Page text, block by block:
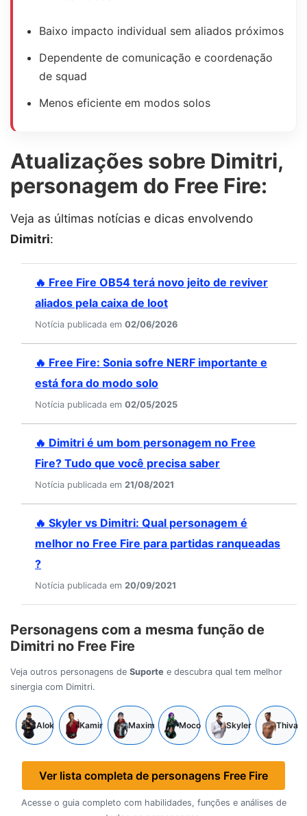
Baixo impacto individual sem aliados próximos
Dependente de comunicação e coordenação
de squad
Menos eficiente em modos solos
Atualizações sobre Dimitri,
personagem do Free Fire:
Veja as últimas notícias e dicas envolvendo
Dimitri:
🔥 Free Fire OB54 terá novo jeito de reviver
aliados pela caixa de loot
Notícia publicada em 02/06/2026
🔥 Free Fire: Sonia sofre NERF importante e
está fora do modo solo
Notícia publicada em 02/05/2025
🔥 Dimitri é um bom personagem no Free
Fire? Tudo que você precisa saber
Notícia publicada em 21/08/2021
🔥 Skyler vs Dimitri: Qual personagem é
melhor no Free Fire para partidas ranqueadas
?
Notícia publicada em 20/09/2021
Personagens com a mesma função de
Dimitri no Free Fire
Veja outros personagens de Suporte e descubra qual tem melhor
sinergia com Dimitri.
Alok Kamir Maxim Moco Skyler Thiva
Ver lista completa de personagens Free Fire
Acesse o guia completo com habilidades, funções e análises de